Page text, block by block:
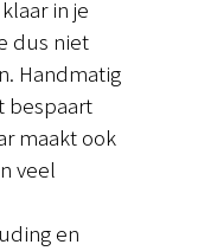
in je
dus niet
Handmatig
bespaart
maakt ook
veel
en